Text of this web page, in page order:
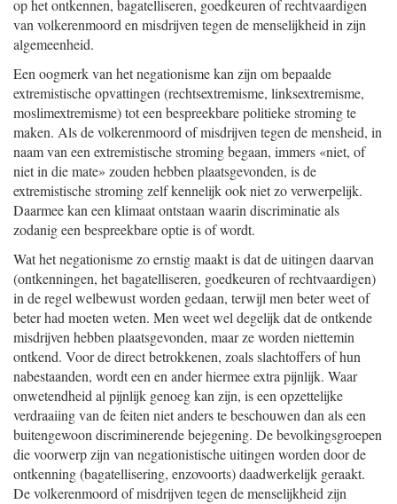
op het ontkennen, bagatelliseren, goedkeuren of rechtvaardigen
van volkerenmoord en misdrijven tegen de menselijkheid in zijn
algemeenheid.
Een oogmerk van het negationisme kan zijn om bepaalde
extremistische opvattingen (rechtsextremisme, linksextremisme,
moslimextremisme) tot een bespreekbare politieke stroming te
maken. Als de volkerenmoord of misdrijven tegen de mensheid, in
naam van een extremistische stroming begaan, immers «niet, of
niet in die mate» zouden hebben plaatsgevonden, is de
extremistische stroming zelf kennelijk ook niet zo verwerpelijk.
Daarmee kan een klimaat ontstaan waarin discriminatie als
zodanig een bespreekbare optie is of wordt.
Wat het negationisme zo ernstig maakt is dat de uitingen daarvan
(ontkenningen, het bagatelliseren, goedkeuren of rechtvaardigen)
in de regel welbewust worden gedaan, terwijl men beter weet of
beter had moeten weten. Men weet wel degelijk dat de ontkende
misdrijven hebben plaatsgevonden, maar ze worden niettemin
ontkend. Voor de direct betrokkenen, zoals slachtoffers of hun
nabestaanden, wordt een en ander hiermee extra pijnlijk. Waar
onwetendheid al pijnlijk genoeg kan zijn, is een opzettelijke
verdraaiing van de feiten niet anders te beschouwen dan als een
buitengewoon discriminerende bejegening. De bevolkingsgroepen
die voorwerp zijn van negationistische uitingen worden door de
ontkenning (bagatellisering, enzovoorts) daadwerkelijk geraakt.
De volkerenmoord of misdrijven tegen de menselijkheid zijn